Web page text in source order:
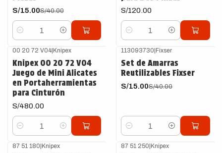
S/15.00S/40.00
Cantidad
S/120.00
Cantidad
00 20 72 V04|Knipex
Knipex 00 20 72 V04
Juego de Mini Alicates
en Portaherramientas
para Cinturón
S/480.00
Cantidad
113093730|Fixser
Set de Amarras
Reutilizables Fixser
S/15.00S/40.00
Cantidad
87 51 180|Knipex 87 51 250|Knipex